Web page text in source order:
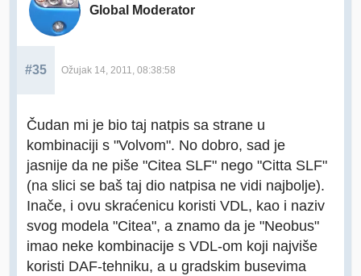
Global Moderator
#35 Ožujak 14, 2011, 08:38:58
Čudan mi je bio taj natpis sa strane u
kombinaciji s "Volvom". No dobro, sad je
jasnije da ne piše "Citea SLF" nego "Citta SLF"
(na slici se baš taj dio natpisa ne vidi najbolje).
Inače, i ovu skraćenicu koristi VDL, kao i naziv
svog modela "Citea", a znamo da je "Neobus"
imao neke kombinacije s VDL-om koji najviše
koristi DAF-tehniku, a u gradskim busevima